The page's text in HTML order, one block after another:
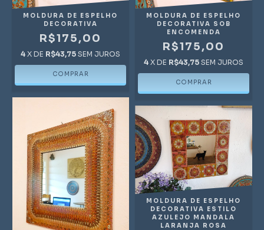
MOLDURA DE ESPELHO
DECORATIVA
R$175,00
4 X DE R$43,75 SEM JUROS
MOLDURA DE ESPELHO
DECORATIVA SOB
ENCOMENDA
R$175,00
4 X DE R$43,75 SEM JUROS
MOLDURA DE ESPELHO
DECORATIVA ESTILO
AZULEJO MANDALA
LARANJA ROSA